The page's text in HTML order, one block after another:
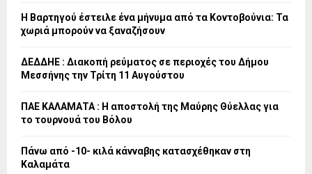
Η Βαρτηγού έστειλε ένα μήνυμα από τα Κοντοβούνια: Τα
χωριά μπορούν να ξαναζήσουν
ΔΕΔΔΗΕ : Διακοπή ρεύματος σε περιοχές του Δήμου
Μεσσήνης την Τρίτη 11 Αυγούστου
ΠΑΕ ΚΑΛΑΜΑΤΑ : Η αποστολή της Μαύρης Θύελλας για
το τουρνουά του Βόλου
Πάνω από -10- κιλά κάνναβης κατασχέθηκαν στη
Καλαμάτα